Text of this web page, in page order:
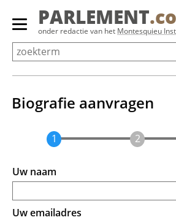
Overslaan
Primair
menu
tonen/verbergen
PARLEMENT
onder redactie van het Montesquieu
Biografie aanvragen
Uw naam
Uw emailadres